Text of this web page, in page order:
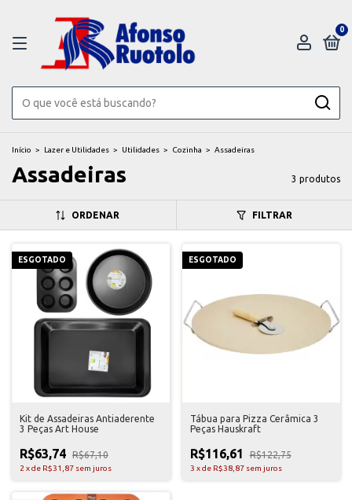
0
Início > Lazer e Utilidades > Utilidades > Cozinha > Assadeiras
Assadeiras 3 produtos
ORDENAR FILTRAR
ESGOTADO
Kit de Assadeiras Antiaderente
3 Peças Art House
R$63,74 R$67,10
2 xde R$31,87 sem juros
ESGOTADO
Tábua para Pizza Cerâmica 3
Peças Hauskraft
R$116,61 R$122,75
3 xde R$38,87 sem juros